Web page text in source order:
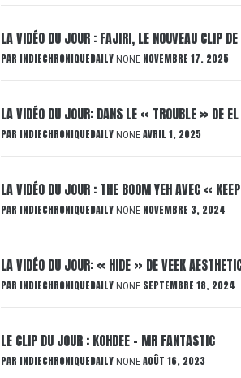
LA VIDÉO DU JOUR : FAJIRI, LE NOUVEAU CLIP
PAR INDIECHRONIQUEDAILY NONE NOVEMBRE 17, 2025
LA VIDÉO DU JOUR: DANS LE « TROUBLE » DE
PAR INDIECHRONIQUEDAILY NONE AVRIL 1, 2025
LA VIDÉO DU JOUR : THE BOOM YEH AVEC «
PAR INDIECHRONIQUEDAILY NONE NOVEMBRE 3, 2024
LA VIDÉO DU JOUR: « HIDE » DE VEEK
PAR INDIECHRONIQUEDAILY NONE SEPTEMBRE 18, 2024
LE CLIP DU JOUR : KOHDEE – MR FANTASTIC
PAR INDIECHRONIQUEDAILY NONE AOÛT 16, 2023